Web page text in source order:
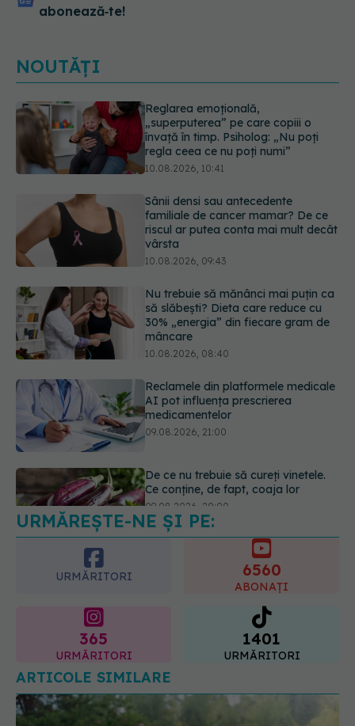
abonează‑te!
NOUTĂȚI
Sânii densi sau antecedente
familiale de cancer mamar? De ce
riscul ar putea conta mai mult decât
vârsta
Nu trebuie să mănânci mai puțin ca
să slăbești? Dieta care reduce cu
30% „energia” din fiecare gram de
mâncare
Reclamele din platformele medicale
AI pot influența prescrierea
medicamentelor
09.08.2026, 21:00
De ce nu trebuie să cureți vinetele.
Ce conține, de fapt, coaja lor
09.08.2026, 20:00
Reglarea emoțională,
„superputerea” pe care copiii o
învață în timp. Psiholog: „Nu poți
regla ceea ce nu poți numi”
URMĂREȘTE-NE ȘI PE:
URMĂRITORI
ABONAȚI
URMĂRITORI
1401
URMĂRITORI
ARTICOLE SIMILARE